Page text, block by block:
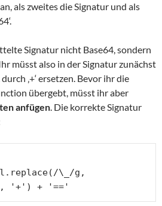
als zweites die Signatur und als
Signatur nicht Base64, sondern
müsst also in der Signatur zunächst
durch ‚+‘ ersetzen. Bevor ihr die
übergebt, müsst ihr aber
anfügen. Die korrekte Signatur
\_/g,
'+') + '=='